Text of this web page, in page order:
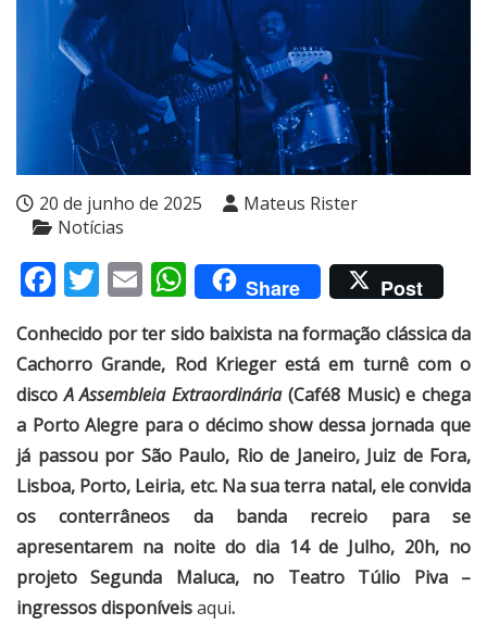
20 de junho de 2025
Mateus Rister
Notícias
Facebook
Twitter
EmailWhatsApp
Share Post
Conhecido por ter sido baixista na formação clássica da
Cachorro Grande, Rod Krieger está em turnê com o
discoA Assembleia Extraordinária (Café8 Music) e chega
a Porto Alegre para o décimo show dessa jornada que
já passou por São Paulo, Rio de Janeiro, Juiz de Fora,
Lisboa, Porto, Leiria, etc. Na sua terra natal, ele convida
os conterrâneos da banda recreio para se
apresentarem na noite do dia 14 de Julho, 20h, no
projeto Segunda Maluca, no Teatro Túlio Piva –
ingressos disponíveisaqui.